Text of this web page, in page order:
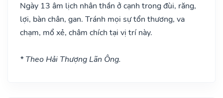
Ngày 13 âm lịch nhân thần ở cạnh trong đùi, răng,
lợi, bàn chân, gan. Tránh mọi sự tổn thương, va
chạm, mổ xẻ, châm chích tại vị trí này.
* Theo Hải Thượng Lãn Ông.